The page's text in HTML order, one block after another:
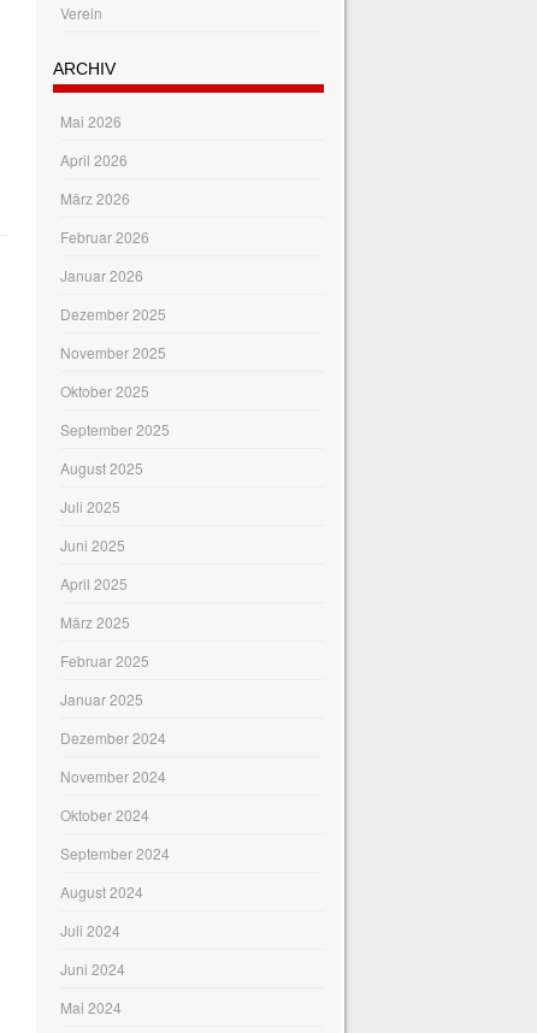
Verein
ARCHIV
Mai 2026
April 2026
März 2026
Februar 2026
Januar 2026
Dezember 2025
November 2025
Oktober 2025
September 2025
August 2025
Juli 2025
Juni 2025
April 2025
März 2025
Februar 2025
Januar 2025
Dezember 2024
November 2024
Oktober 2024
September 2024
August 2024
Juli 2024
Juni 2024
Mai 2024